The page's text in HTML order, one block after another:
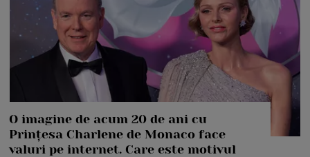
O imagine de acum 20 de ani cu
Prințesa Charlene de Monaco face
valuri pe internet. Care este motivul